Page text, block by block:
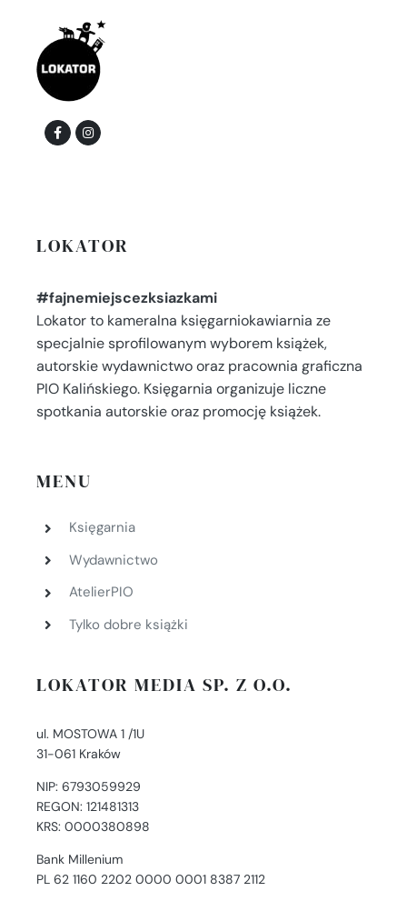
LOKATOR
#fajnemiejscezksiazkami
Lokator to kameralna księgarniokawiarnia ze
specjalnie sprofilowanym wyborem książek,
autorskie wydawnictwo oraz pracownia graficzna
PIO Kalińskiego. Księgarnia organizuje liczne
spotkania autorskie oraz promocję książek.
MENU
Księgarnia
Wydawnictwo
AtelierPIO
Tylko dobre książki
LOKATOR MEDIA SP. Z O.O.
ul. MOSTOWA 1 /1U
31-061 Kraków
NIP: 6793059929
REGON: 121481313
KRS: 0000380898
Bank Millenium
PL 62 1160 2202 0000 0001 8387 2112